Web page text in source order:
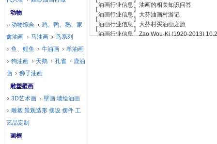
【油画行业信息 】 油画的相关知识问答
【油画行业信息 】 大芬油画村游记
【油画行业信息 】 大芬村买油画之旅
【油画行业信息】 Zao Wou-Ki (1920-2013)
动物
动物综合
鸡、鸭、鹅、家
禽油画
马油画
鸟系列
鱼、鲤鱼
牛油画
羊油画
狗油画
天鹅 孔雀
鹿油
画
狮子油画
雕塑壁画
3D艺术画
壁画,墙绘油画
雕塑 景观造形 摆设 摆件 工
艺品定制
画框